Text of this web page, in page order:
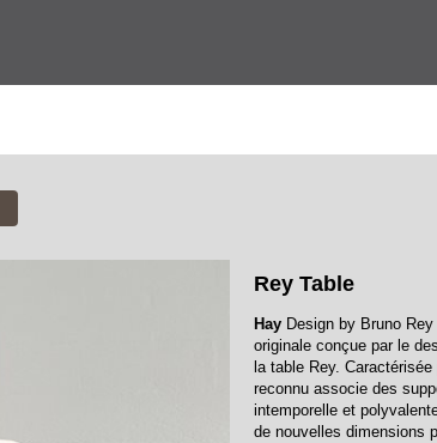
Rey Table
HayDesign by Bruno Rey
originale conçue par le
la table Rey.
reconnu associe des
intemporelle et
de nouvelles dimensions